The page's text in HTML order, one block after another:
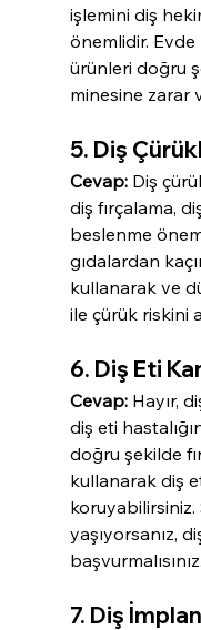
işlemini diş
önemlidir.
ürünleri doğru
minesine zarar
5. Diş
Cevap: Diş
diş fırçalama,
beslenme
gıdalardan
kullanarak ve
ile çürük riskini
6. Diş Eti
Cevap: Hayır,
diş eti
doğru şekilde
kullanarak diş
koruyabilirsiniz.
yaşıyorsanız,
başvurmalısınız.
7. Diş